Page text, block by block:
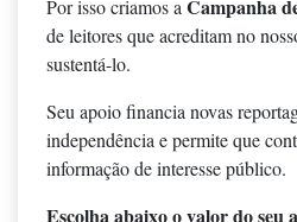
Por isso criamos aCampanha
de leitores que acreditam no
sustentá-lo.
Seu apoio financia novas
independência e permite que
informação de interesse público.
Escolha abaixo o valor do seu